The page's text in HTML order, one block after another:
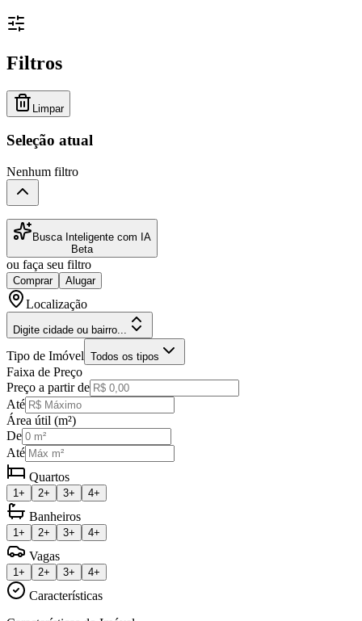
Filtros
Limpar
Seleção atual
Nenhum filtro
Busca Inteligente com IA
Beta
ou faça seu filtro
Comprar Alugar
Localização
Digite cidade ou bairro...
Tipo de Imóvel Todos os tipos
Faixa de Preço
Preço a partir de
Até
Área útil (m²)
De
Até
Quartos
1+ 2+ 3+ 4+
Banheiros
1+ 2+ 3+ 4+
Vagas
1+ 2+ 3+ 4+
Características